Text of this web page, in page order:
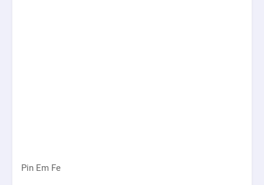
Pin Em Fe